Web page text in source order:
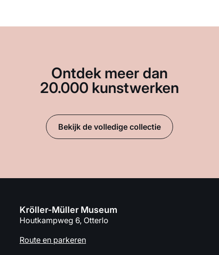
Ontdek meer dan
20.000 kunstwerken
Bekijk de volledige collectie
Kröller-Müller Museum
Houtkampweg 6, Otterlo
Route en parkeren